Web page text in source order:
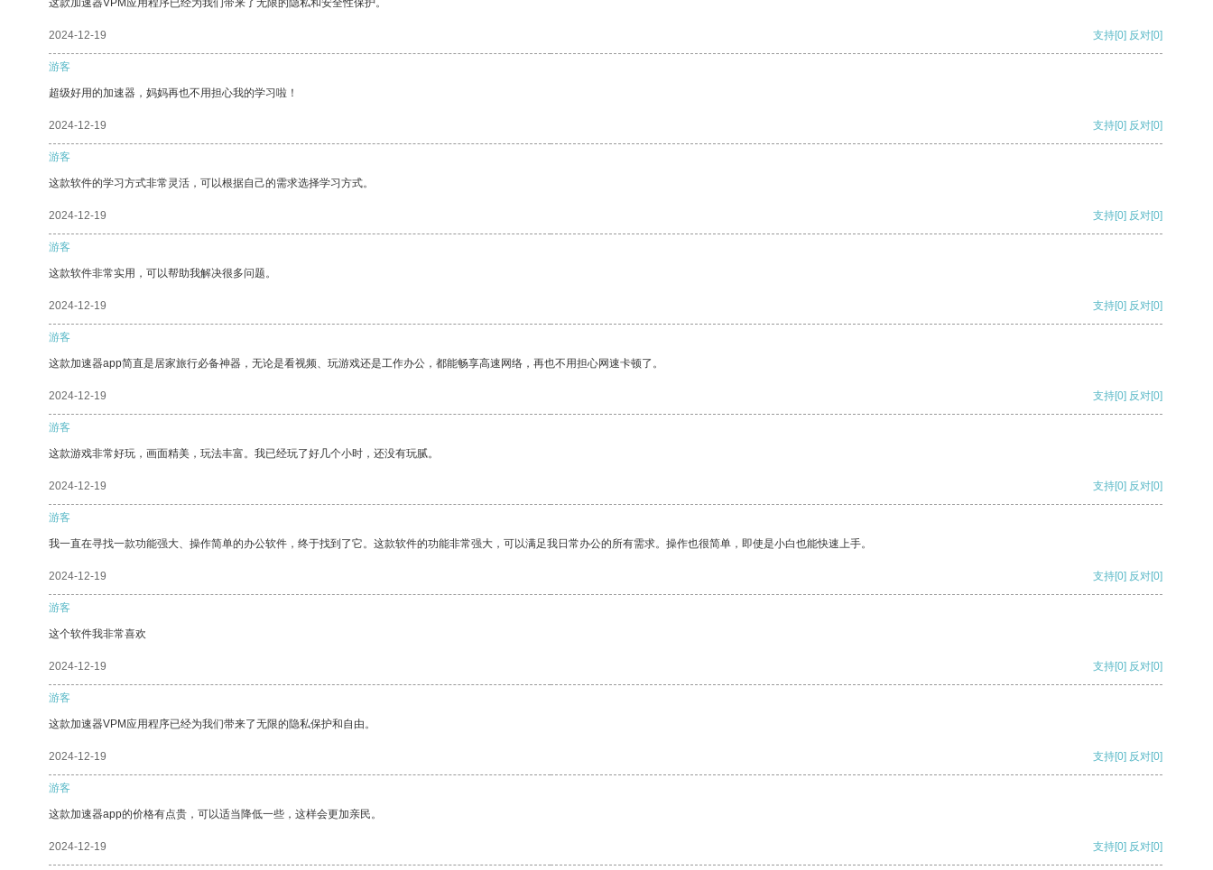
这款加速器VPM应用程序已经为我们带来了无限的隐私和安全性保护。
2024-12-19 支持[0] 反对[0]
游客
超级好用的加速器，妈妈再也不用担心我的学习啦！
2024-12-19 支持[0] 反对[0]
游客
这款软件的学习方式非常灵活，可以根据自己的需求选择学习方式。
2024-12-19 支持[0] 反对[0]
游客
这款软件非常实用，可以帮助我解决很多问题。
2024-12-19 支持[0] 反对[0]
游客
这款加速器app简直是居家旅行必备神器，无论是看视频、玩游戏还是工作办公，都能畅享高速网络，再也不用担心网速卡顿了。
2024-12-19 支持[0] 反对[0]
游客
这款游戏非常好玩，画面精美，玩法丰富。我已经玩了好几个小时，还没有玩腻。
2024-12-19 支持[0] 反对[0]
游客
我一直在寻找一款功能强大、操作简单的办公软件，终于找到了它。这款软件的功能非常强大，可以满足我日常办公的所有需求。操作也很简单，即使是小白也能快速上手。
2024-12-19 支持[0] 反对[0]
游客
这个软件我非常喜欢
2024-12-19 支持[0] 反对[0]
游客
这款加速器VPM应用程序已经为我们带来了无限的隐私保护和自由。
2024-12-19 支持[0] 反对[0]
游客
这款加速器app的价格有点贵，可以适当降低一些，这样会更加亲民。
2024-12-19 支持[0] 反对[0]